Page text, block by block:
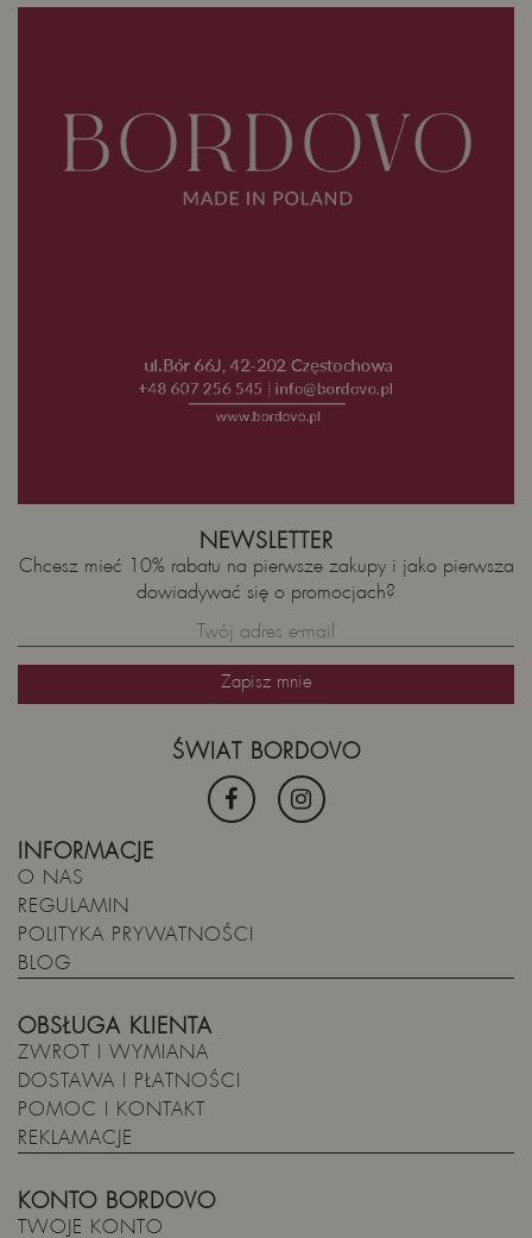
INFORMACJE
O NAS
REGULAMIN
POLITYKA PRYWATNOŚCI
BLOG
OBSŁUGA KLIENTA
ZWROT I WYMIANA
DOSTAWA I PŁATNOŚCI
POMOC I KONTAKT
REKLAMACJE
KONTO BORDOVO
TWOJE KONTO
ŚWIAT BORDOVO
NEWSLETTER
Chcesz mieć 10% rabatu na pierwsze zakupy i jako pierwsza
dowiadywać się o promocjach?